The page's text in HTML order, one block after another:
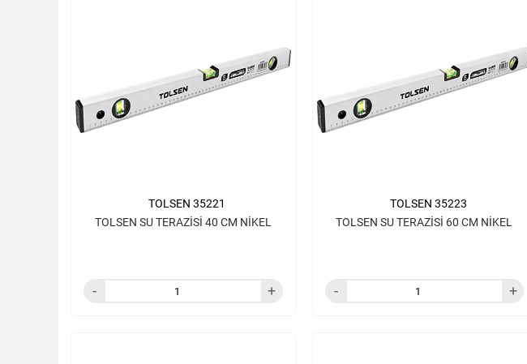
TOLSEN SU TERAZİSİ 40 CM NİKEL
TOLSEN 35221
TOLSEN SU TERAZİSİ 60 CM NİKEL
TOLSEN 35223